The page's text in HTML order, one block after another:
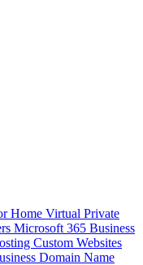
Home Virtual Private
Microsoft 365 Business
Custom Websites
Domain Name